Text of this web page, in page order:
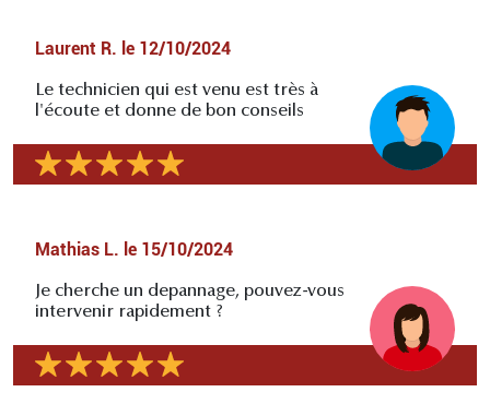
Laurent R. le 12/10/2024
Le technicien qui est venu est très à
l'écoute et donne de bon conseils
Mathias L. le 15/10/2024
Je cherche un depannage, pouvez-vous
intervenir rapidement ?